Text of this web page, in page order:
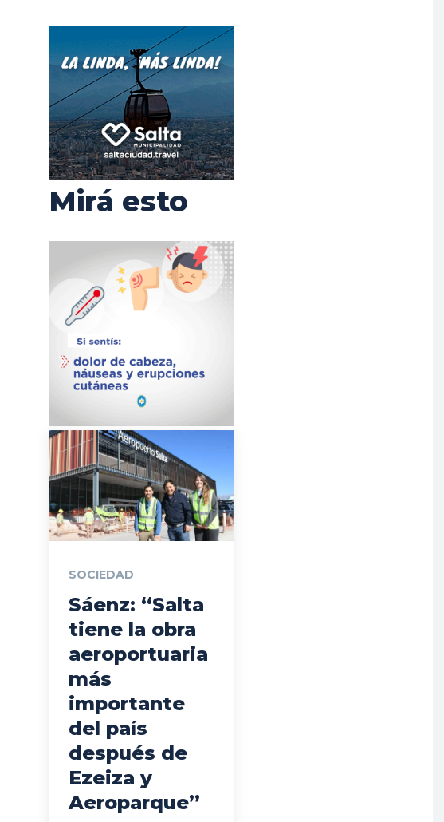
Mirá esto
SOCIEDAD
Sáenz: “Salta
tiene la obra
aeroportuaria
más
importante
del país
después de
Ezeiza y
Aeroparque”